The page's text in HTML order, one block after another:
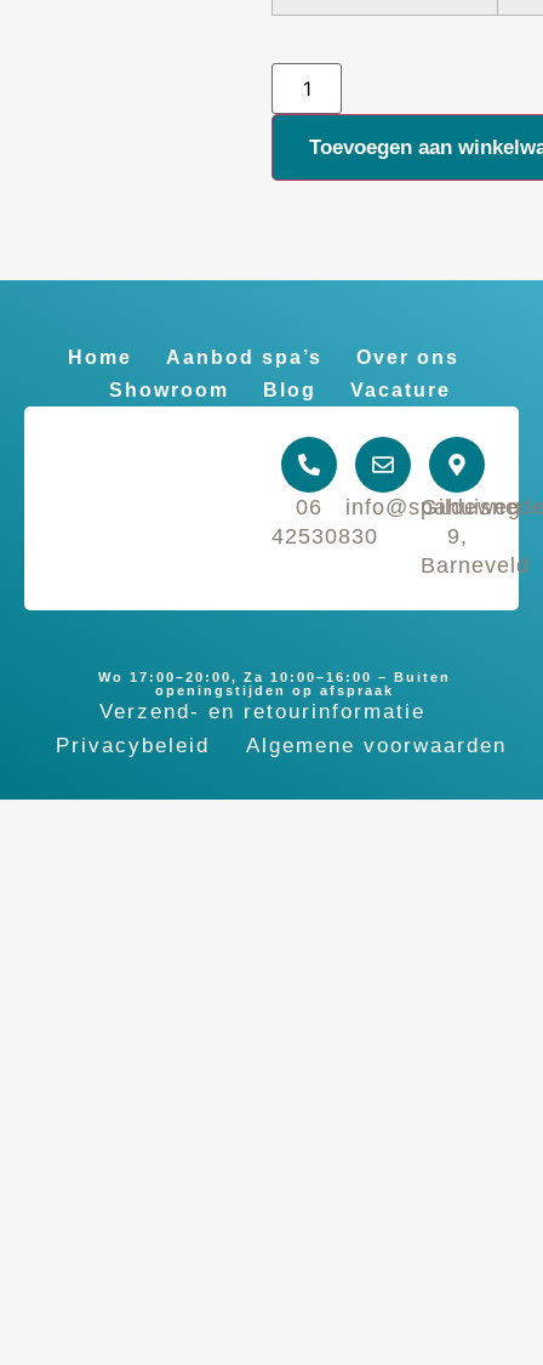
Toevoegen aan
Home Aanbod spa’s
Over ons
Showroom
Blog Vacature
06
42530830
Gildeweg
9,
Barneveld
Wo 17:00–20:00, Za 10:00–16:00 – Buiten
openingstijden op afspraak
Verzend- en retourinformatie
Privacybeleid
Algemene voorwaarden